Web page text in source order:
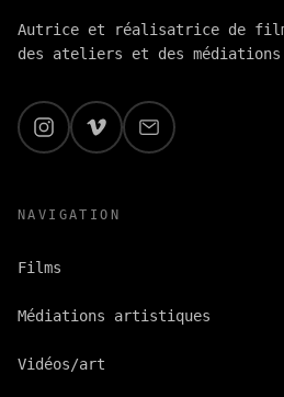
Autrice et réalisatrice de
des ateliers et des
NAVIGATION
Films
Médiations artistiques
Vidéos/art